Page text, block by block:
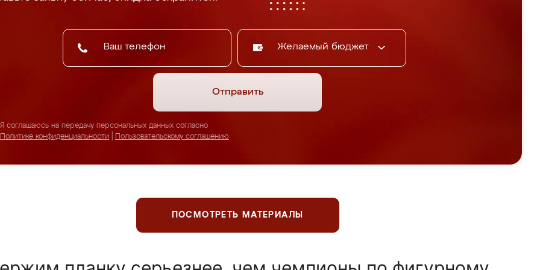
Желаемый бюджет
Отправить
Я соглашаюсь на передачу персональных данных согласно
Политике конфиденциальности
Пользовательскому соглашению
ПОСМОТРЕТЬ МАТЕРИАЛЫ